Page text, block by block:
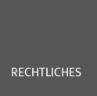
RECHTLICHES